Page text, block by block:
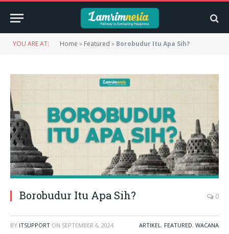
YOU ARE AT: Home » Featured » Borobudur Itu Apa Sih?
Borobudur Itu Apa Sih? 0
BY ITSUPPORT ON SEPTEMBER 6, 2024 ARTIKEL, FEATURED, WACANA